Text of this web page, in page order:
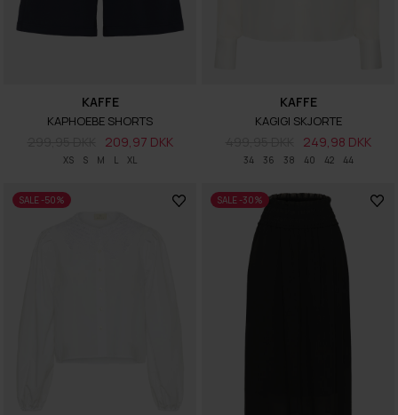
XS S M L XL
KAFFE
KAPHOEBE SHORTS
209,97 DKK
34 36 38 40 42 44
KAFFE
KAGIGI SKJORTE
249,98 DKK
SALE -50% SALE -30%